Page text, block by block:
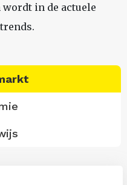
in de actuele